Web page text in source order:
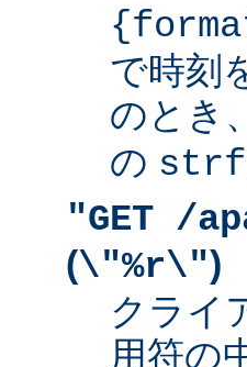
で時刻
のとき、
の
"GET /
(\"%r\")
クライ
用符の